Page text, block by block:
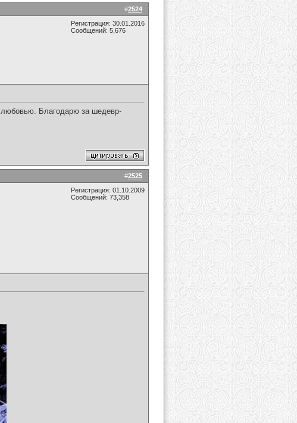
#2524
Регистрация: 30.01.2016
Сообщений: 5,676
любовью. Благодарю за шедевр-
#2525
Регистрация: 01.10.2009
Сообщений: 73,358